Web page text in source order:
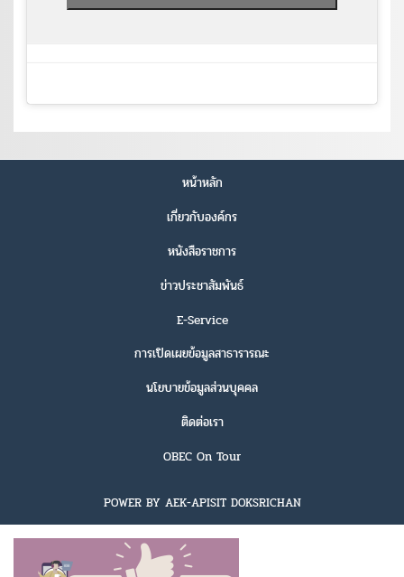
หน้าหลัก
เกี่ยวกับองค์กร
หนังสือราชการ
ข่าวประชาสัมพันธ์
E-Service
การเปิดเผยข้อมูลสาธารารณะ
นโยบายข้อมูลส่วนบุคคล
ติดต่อเรา
OBEC On Tour
POWER BY AEK-APISIT DOKSRICHAN